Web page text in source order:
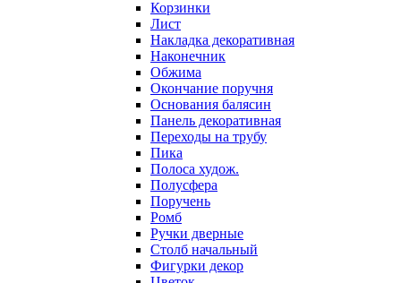
Корзинки
Лист
Накладка декоративная
Наконечник
Обжима
Окончание поручня
Основания балясин
Панель декоративная
Переходы на трубу
Пика
Полоса худож.
Полусфера
Поручень
Ромб
Ручки дверные
Столб начальный
Фигурки декор